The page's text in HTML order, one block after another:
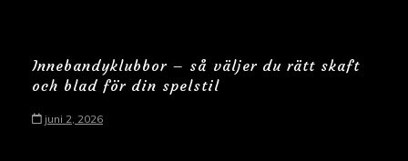
Innebandyklubbor – så väljer du rätt skaft
och blad för din spelstil
juni 2, 2026